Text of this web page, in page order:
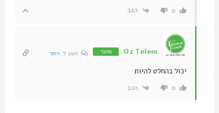
0 הגב
Oz Telem מחבר השב ל רותי
יכול בהחלט להיות
0 הגב